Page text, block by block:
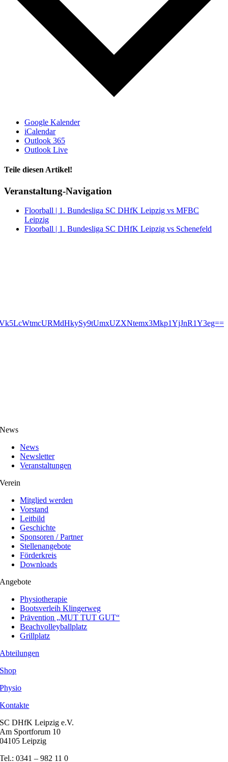
Google Kalender
iCalendar
Outlook 365
Outlook Live
Teile diesen Artikel!
Facebook
X
WhatsApp
Telegram
Veranstaltung-Navigation
Floorball | 1. Bundesliga SC DHfK Leipzig vs MFBC
Leipzig
Floorball | 1. Bundesliga SC DHfK Leipzig vs Schenefeld
News
News
Newsletter
Veranstaltungen
Verein
Mitglied werden
Vorstand
Leitbild
Geschichte
Sponsoren / Partner
Stellenangebote
Förderkreis
Downloads
Angebote
Physiotherapie
Bootsverleih Klingerweg
Prävention „MUT TUT GUT“
Beachvolleyballplatz
Grillplatz
Abteilungen
Shop
Physio
Kontakte
SC DHfK Leipzig e.V.
Am Sportforum 10
04105 Leipzig
Tel.: 0341 – 982 11 0